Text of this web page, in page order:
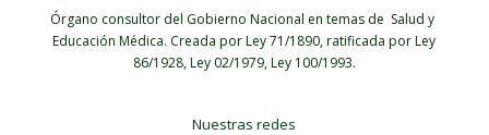
Órgano consultor del Gobierno Nacional en temas de Salud y
Educación Médica. Creada por Ley 71/1890, ratificada por Ley
86/1928, Ley 02/1979, Ley 100/1993.
Nuestras redes